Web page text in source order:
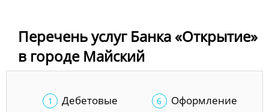
Перечень услуг Банка «Открытие»
в городе Майский
Дебетовые
Оформление